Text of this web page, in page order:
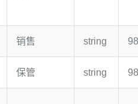
销售 string
保管 string